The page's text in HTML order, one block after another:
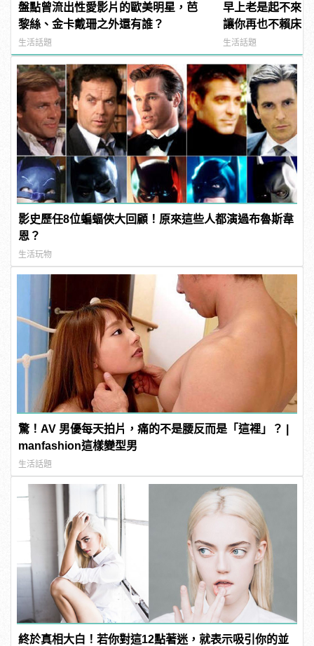
盤點曾流出性愛影片的歐美明星，芭
黎絲、金卡戴珊之外還有誰？
生活話題
早上老是起不來
讓你再也不賴床！
生活話題
影史歷任8位蝙蝠俠大回顧！原來這些人都演過布魯斯韋
恩？
生活玩物
驚！AV 男優每天拍片，痛的不是腰反而是「這裡」？ |
manfashion這樣變型男
生活話題
終於真相大白！若你對這12點著迷，就表示吸引你的並